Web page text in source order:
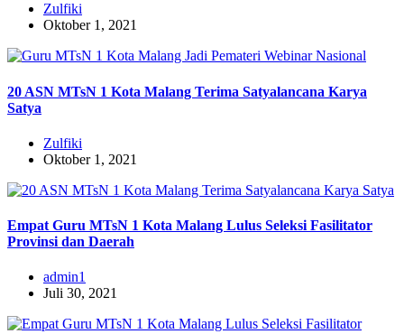
Zulfiki
Oktober 1, 2021
20 ASN MTsN 1 Kota Malang Terima Satyalancana Karya
Satya
Zulfiki
Oktober 1, 2021
Empat Guru MTsN 1 Kota Malang Lulus Seleksi Fasilitator
Provinsi dan Daerah
admin1
Juli 30, 2021